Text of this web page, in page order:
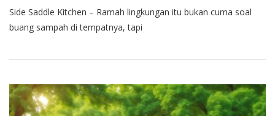
Side Saddle Kitchen – Ramah lingkungan itu bukan cuma soal
buang sampah di tempatnya, tapi